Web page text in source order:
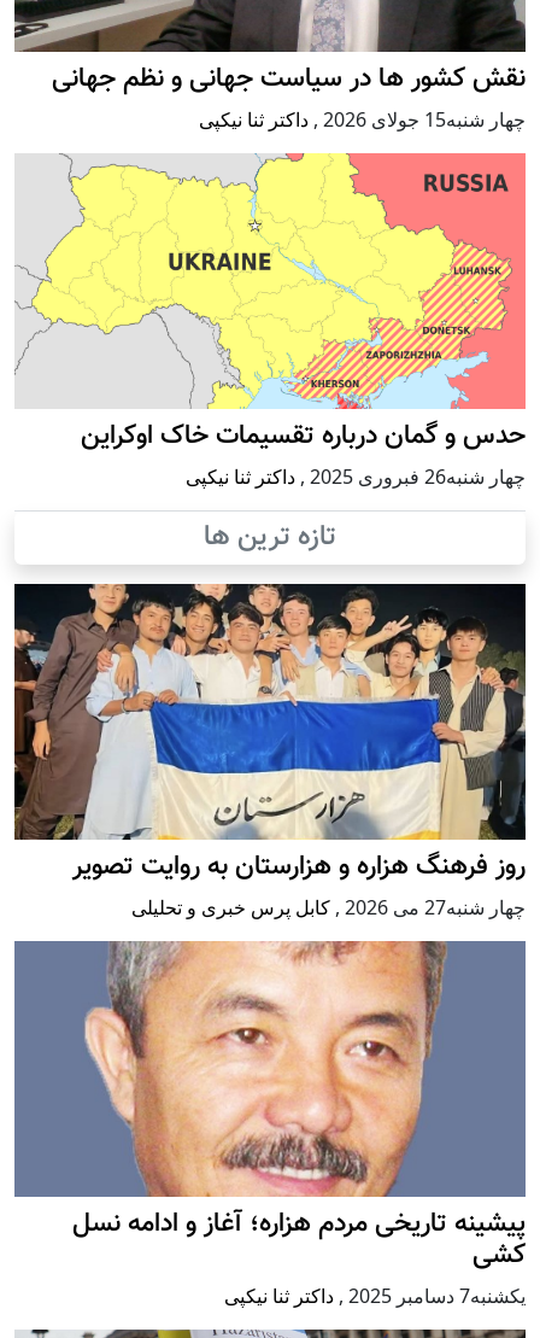
نقش کشور ها در سیاست جهانی و نظم جهانی
چهار شنبه15 جولای 2026 , داکتر ثنا نیکپی
حدس و گمان درباره تقسیمات خاک اوکراین
چهار شنبه26 فبروری 2025 , داکتر ثنا نیکپی
تازه ترین ها
روز فرهنگ هزاره و هزارستان به روایت تصویر
چهار شنبه27 می 2026 , کابل پرس خبری و تحلیلی
پيشينه تاريخی مردم هزاره؛ آغاز و ادامه نسل
کشی
يكشنبه7 دسامبر 2025 , داکتر ثنا نیکپی